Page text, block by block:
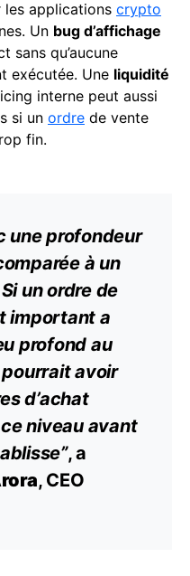
les applications crypto
Un bug d’affichage
sans qu’aucune
exécutée. Une liquidité
interne peut aussi
si un ordre de vente
fin.
une profondeur
à un
un ordre de
important a
profond au
avoir
d’achat
niveau avant
, a
, CEO